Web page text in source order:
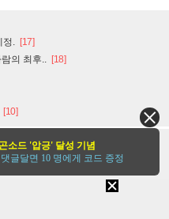
. [17]
의 최후.. [18]
[10]
소드 '압긍' 달성 기념
글달면 10 명에게 코드 증정